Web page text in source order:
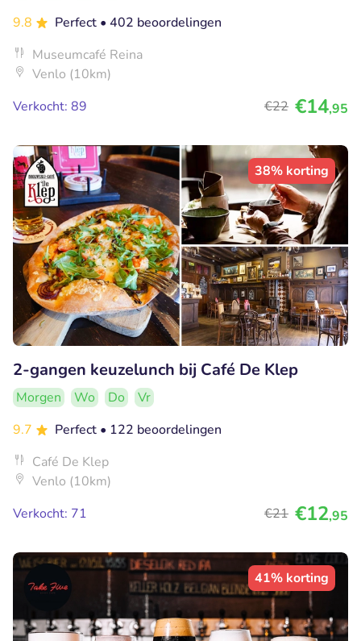
9.8
Perfect • 402 beoordelingen
Museumcafé Reina
Venlo (10km)
Verkocht: 89
€22 €14,95
38% korting
2-gangen keuzelunch bij Café De Klep
Morgen Wo Do
Vr
9.7
Perfect • 122 beoordelingen
Café De Klep
Venlo (10km)
Verkocht: 71
€21 €12,95
41% korting